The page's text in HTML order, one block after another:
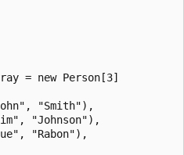
= new Person[3]
"Smith"),
"Johnson"),
"Rabon"),